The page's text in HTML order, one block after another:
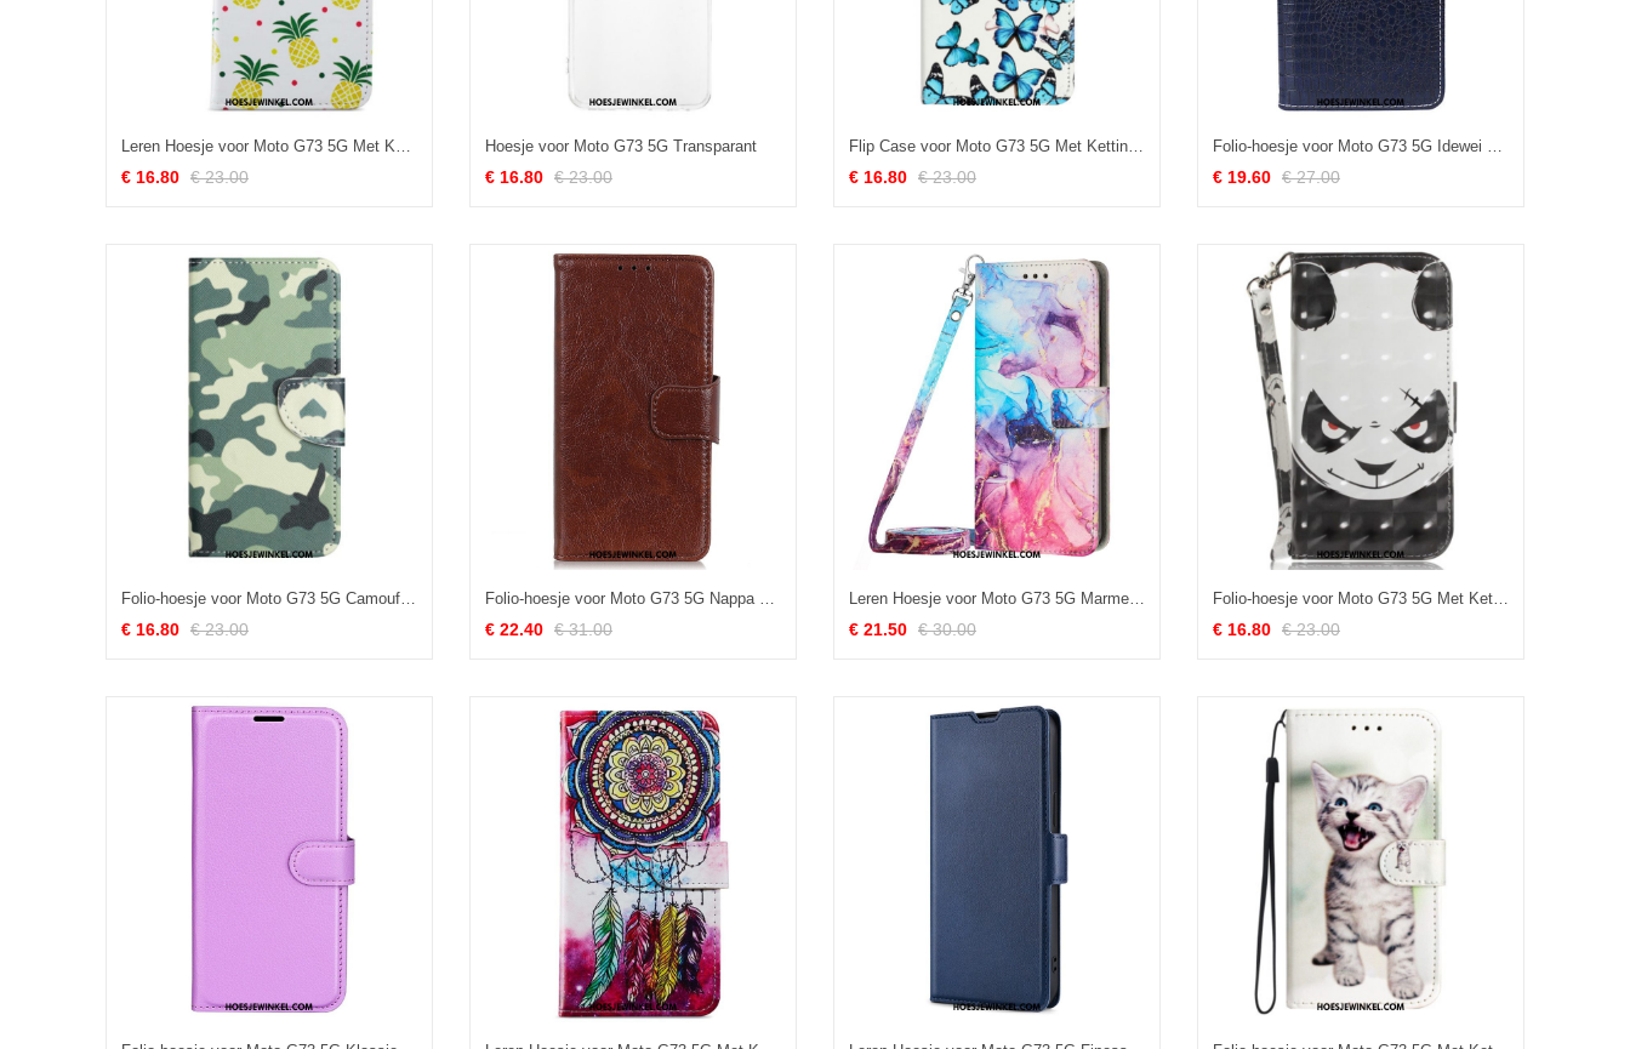
Leren Hoesje voor Moto G73 5G Met Ketting Ananas Met Bandjes
€ 16.80 € 23.00
Hoesje voor Moto G73 5G Transparant
€ 16.80 € 23.00
Flip Case voor Moto G73 5G Met Ketting Blauwe Vlinders In Riemvlucht
€ 16.80 € 23.00
Folio-hoesje voor Moto G73 5G Idewei Krokodil
€ 19.60 € 27.00
Folio-hoesje voor Moto G73 5G Camouflage
€ 16.80 € 23.00
Folio-hoesje voor Moto G73 5G Nappa Splitleer
€ 22.40 € 31.00
Leren Hoesje voor Moto G73 5G Marmer Met Schouderriem
€ 21.50 € 30.00
Folio-hoesje voor Moto G73 5G Met Ketting Boze Panda Met Lanyard
€ 16.80 € 23.00